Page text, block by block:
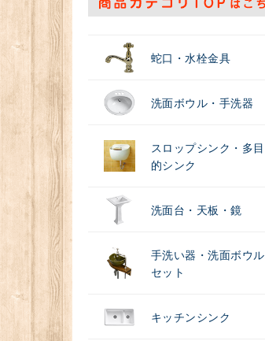
蛇口・水栓金具
洗面ボウル・手洗器
スロップシンク・多目
的シンク
洗面台・天板・鏡
手洗い器・洗面ボウル
セット
キッチンシンク